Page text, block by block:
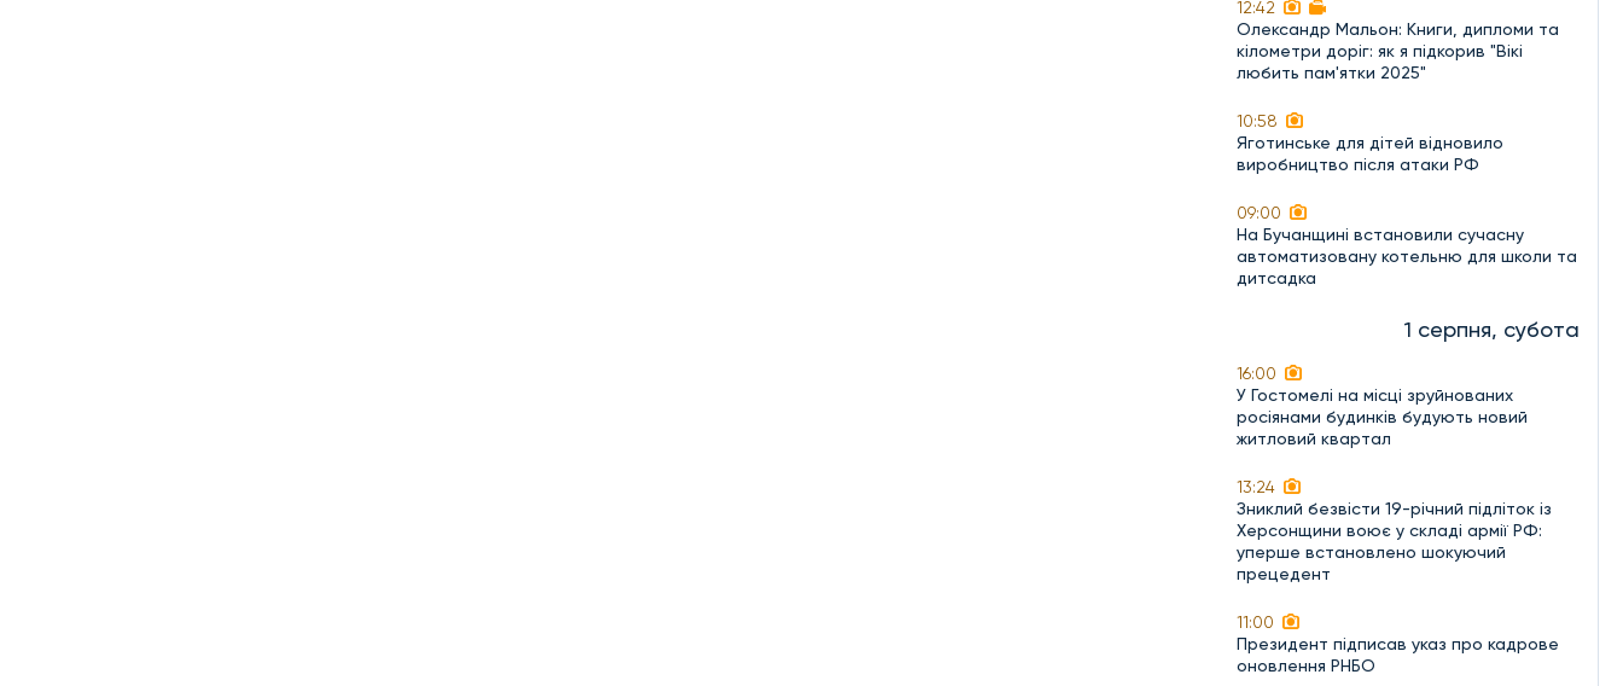
12:42
Олександр Мальон: Книги, дипломи та
кілометри доріг: як я підкорив "Вікі
любить пам'ятки 2025"
10:58
Яготинське для дітей відновило
виробництво після атаки РФ
09:00
На Бучанщині встановили сучасну
автоматизовану котельню для школи та
дитсадка
1 серпня, субота
16:00
У Гостомелі на місці зруйнованих
росіянами будинків будують новий
житловий квартал
13:24
Зниклий безвісти 19-річний підліток із
Херсонщини воює у складі армії РФ:
уперше встановлено шокуючий
прецедент
11:00
Президент підписав указ про кадрове
оновлення РНБО